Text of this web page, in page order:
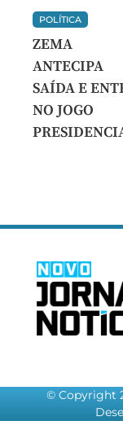
POLÍTICA
ZEMA
ANTECIPA
SAÍDA E
NO JOGO
© Copyright